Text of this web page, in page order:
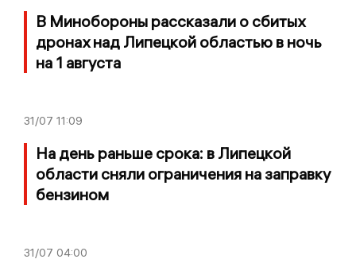
В Минобороны рассказали о сбитых
дронах над Липецкой областью в ночь
на 1 августа
31/07 11:09
На день раньше срока: в Липецкой
области сняли ограничения на заправку
бензином
31/07 04:00